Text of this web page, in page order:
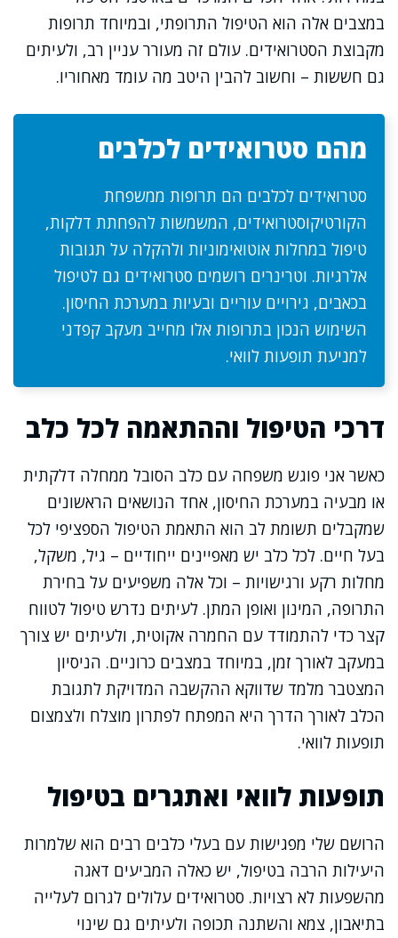
במצבים אלה הוא הטיפול התרופתי, ובמיוחד תרופות
מקבוצת הסטרואידים. עולם זה מעורר עניין רב, ולעיתים
גם חששות – וחשוב להבין היטב מה עומד מאחוריו.
מהם סטרואידים לכלבים
סטרואידים לכלבים הם תרופות ממשפחת
הקורטיקוסטרואידים, המשמשות להפחתת דלקות,
טיפול במחלות אוטואימוניות ולהקלה על תגובות
אלרגיות. וטרינרים רושמים סטרואידים גם לטיפול
בכאבים, גירויים עוריים ובעיות במערכת החיסון.
השימוש הנכון בתרופות אלו מחייב מעקב קפדני
למניעת תופעות לוואי.
דרכי הטיפול וההתאמה לכל כלב
כאשר אני פוגש משפחה עם כלב הסובל ממחלה דלקתית
או מבעיה במערכת החיסון, אחד הנושאים הראשונים
שמקבלים תשומת לב הוא התאמת הטיפול הספציפי לכל
בעל חיים. לכל כלב יש מאפיינים ייחודיים – גיל, משקל,
מחלות רקע ורגישויות – וכל אלה משפיעים על בחירת
התרופה, המינון ואופן המתן. לעיתים נדרש טיפול לטווח
קצר כדי להתמודד עם החמרה אקוטית, ולעיתים יש צורך
במעקב לאורך זמן, במיוחד במצבים כרוניים. הניסיון
המצטבר מלמד שדווקא ההקשבה המדויקת לתגובת
הכלב לאורך הדרך היא המפתח לפתרון מוצלח ולצמצום
תופעות לוואי.
תופעות לוואי ואתגרים בטיפול
הרושם שלי מפגישות עם בעלי כלבים רבים הוא שלמרות
היעילות הרבה בטיפול, יש כאלה המביעים דאגה
מהשפעות לא רצויות. סטרואידים עלולים לגרום לעלייה
בתיאבון, צמא והשתנה תכופה ולעיתים גם שינוי